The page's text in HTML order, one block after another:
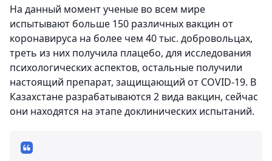
На данный момент ученые во всем мире
испытывают больше 150 различных вакцин от
коронавируса на более чем 40 тыс. добровольцах,
треть из них получила плацебо, для исследования
психологических аспектов, остальные получили
настоящий препарат, защищающий от COVID-19. В
Казахстане разрабатываются 2 вида вакцин, сейчас
они находятся на этапе доклинических испытаний.